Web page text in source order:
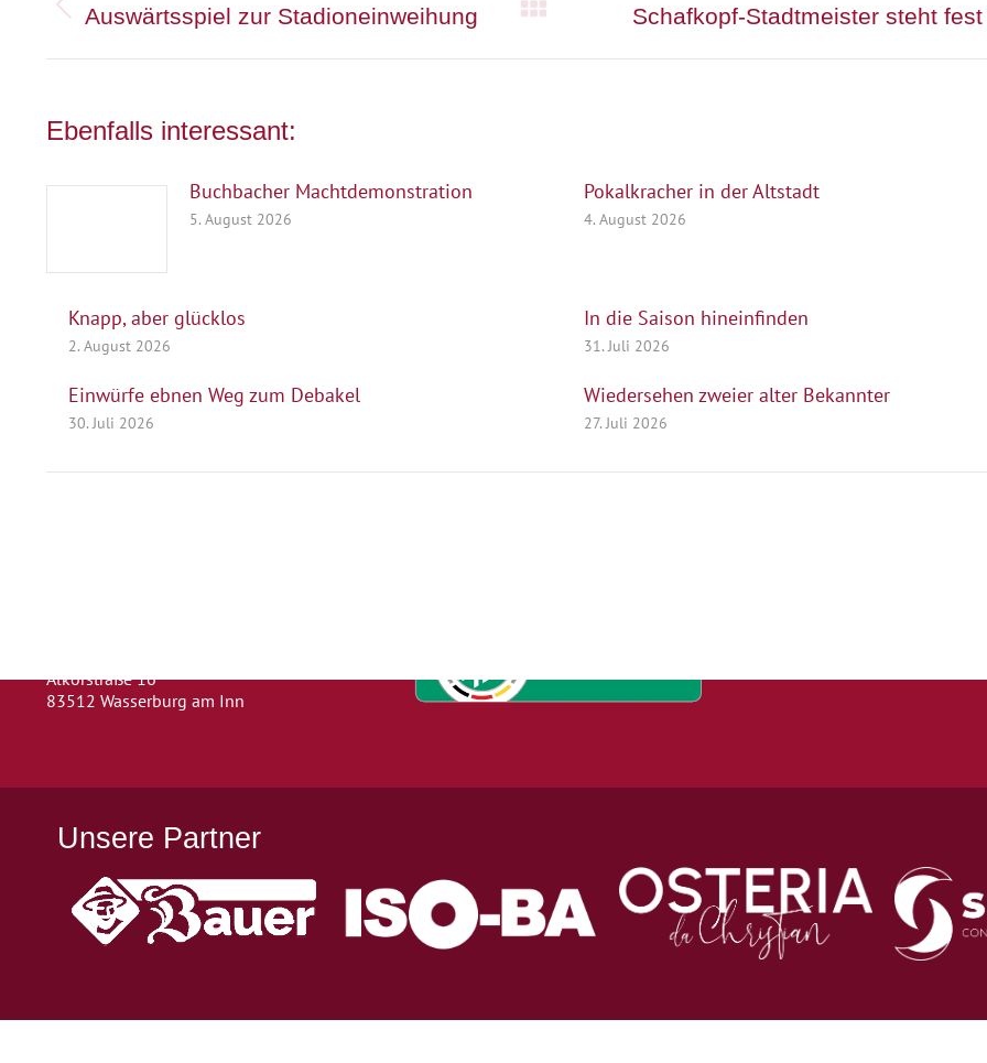
Vorheriger
Auswärtsspiel zur Stadioneinweihung
NächsterSchafkopf-Stadtmeister steht fest
Ebenfalls interessant:
Buchbacher Machtdemonstration
5. August 2026
Pokalkracher in der Altstadt
4. August 2026
Knapp, aber glücklos
2. August 2026
In die Saison hineinfinden
31. Juli 2026
Einwürfe ebnen Weg zum Debakel
30. Juli 2026
Wiedersehen zweier alter Bekannter
27. Juli 2026
Alkorstraße 16
83512 Wasserburg am Inn
Unsere Partner